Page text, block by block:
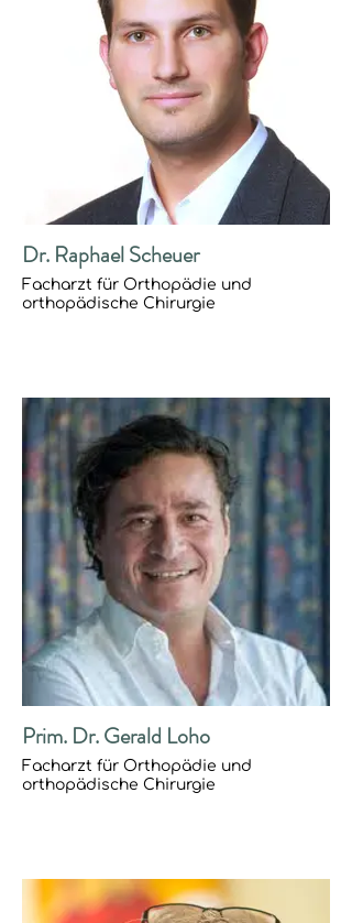
Dr. Raphael Scheuer
Facharzt für Orthopädie und
orthopädische Chirurgie
Prim. Dr. Gerald Loho
Facharzt für Orthopädie und
orthopädische Chirurgie